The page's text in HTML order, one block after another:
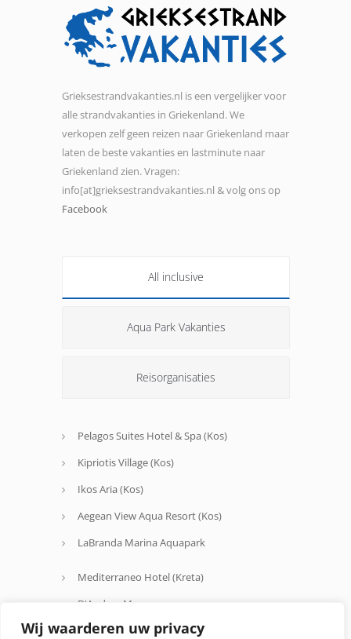
Wij waarderen uw privacy
Grieksestrandvakanties.nl is een vergelijker voor
alle strandvakanties in Griekenland. We
verkopen zelf geen reizen naar Griekenland maar
laten de beste vakanties en lastminute naar
Griekenland zien. Vragen:
info[at]grieksestrandvakanties.nl & volg ons op
Facebook
All inclusive
Aqua Park Vakanties
Reisorganisaties
Pelagos Suites Hotel & Spa (Kos)
Kipriotis Village (Kos)
Ikos Aria (Kos)
Aegean View Aqua Resort (Kos)
LaBranda Marina Aquapark
Mediterraneo Hotel (Kreta)
D'Andrea Mare
Avra Beach